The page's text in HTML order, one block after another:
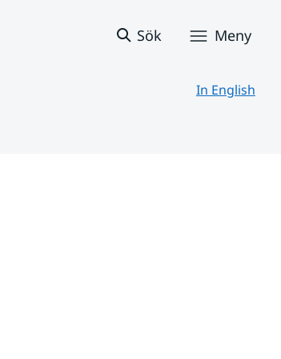
Sök Meny
In English